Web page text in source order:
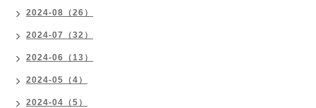
2024-08（26）
2024-07（32）
2024-06（13）
2024-05（4）
2024-04（5）